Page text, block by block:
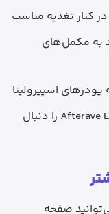
کنار تغذیه مناسب
به مکمل‌های
اسپیرولینا
مناسب افرادی که مکمل‌های Afterave Essentials را دنبال
صفحه